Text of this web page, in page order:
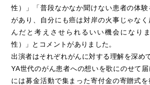
性）」「普段なかなか聞けない患者の体
があり、自分にも癌は対岸の火事じゃな
んだと考えさせられるいい機会になり
性）」とコメントがありました。
出演者はそれぞれがんに対する理解を深め
YA世代のがん患者への想いを歌にのせて
には募金活動で集まった寄付金の寄贈式